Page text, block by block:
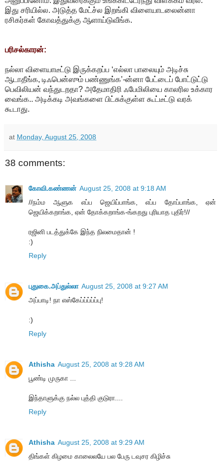
இது சரியில்ல. அடுத்த மேட்ச்ல இறங்கி விளையாடலைன்னா
ரசிகர்கள் கோவத்துக்கு ஆளாய்டுவீங்க.
பரிசல்காரன்:
நல்லா விளையாடீட்டு இருக்கறப்ப ‘எல்லா பாலையும் அடிச்சு
ஆடாதீங்க, டிஃபென்ஸும் பண்ணுங்க’-ன்னா பேட்டைப் போட்டுட்டு
பெவிலியன் வந்துடறதா? அதேமாதிரி ஃபேமிலியை காலரில உக்கார
வைங்க.. அடிக்கடி அவங்களை பிட்சுக்குள்ள கூட்டீட்டு வரக்
கூடாது.
at Monday, August 25, 2008
38 comments:
கோவி.கண்ணன் August 25, 2008 at 9:18 AM
//நம்ம ஆளுக எப்ப ஜெயிப்பாங்க, எப்ப தோப்பாங்க, ஏன்
ஜெயிக்கறாங்க, ஏன் தோக்கறாங்க-ங்கறது புரியாத புதிர்!//
ரஜினி படத்துக்கே இந்த நிலமைதான் !
:)
Reply
புதுகை.அப்துல்லா August 25, 2008 at 9:27 AM
அப்பாடி! நா எஸ்கேப்ப்ப்ப்ப்பு!
:)
Reply
Athisha August 25, 2008 at 9:28 AM
பூண்டி முருகா ...
இந்தாளுக்கு நல்ல புத்தி குடுரா....
Reply
Athisha August 25, 2008 at 9:29 AM
திங்கள் கிழமை காலைலயே பல பேரு டவுசர கிழிச்சு